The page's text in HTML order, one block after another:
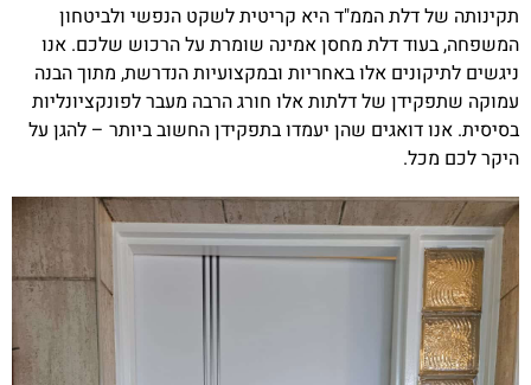
תקינותה של דלת הממ"ד היא קריטית לשקט הנפשי ולביטחון
המשפחה, בעוד דלת מחסן אמינה שומרת על הרכוש שלכם. אנו
ניגשים לתיקונים אלו באחריות ובמקצועיות הנדרשת, מתוך הבנה
עמוקה שתפקידן של דלתות אלו חורג הרבה מעבר לפונקציונליות
בסיסית. אנו דואגים שהן יעמדו בתפקידן החשוב ביותר – להגן על
היקר לכם מכל.